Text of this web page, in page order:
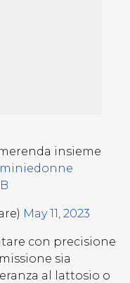
insieme
May 11, 2023
con precisione
sia
al lattosio o